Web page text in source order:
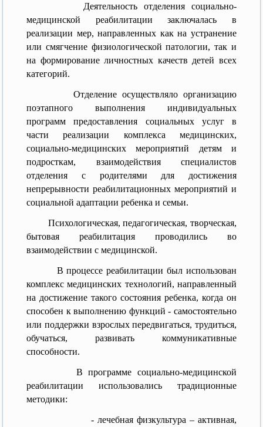
Деятельность отделения социально-
медицинской реабилитации заключалась в
реализации мер, направленных как на устранение
или смягчение физиологической патологии, так и
на формирование личностных качеств детей всех
категорий.
Отделение осуществляло организацию
поэтапного выполнения индивидуальных
программ предоставления социальных услуг в
части реализации комплекса медицинских,
социально-медицинских мероприятий детям и
подросткам, взаимодействия специалистов
отделения с родителями для достижения
непрерывности реабилитационных мероприятий и
социальной адаптации ребенка и семьи.
Психологическая, педагогическая, творческая,
бытовая реабилитация проводились во
взаимодействии с медицинской.
В процессе реабилитации был использован
комплекс медицинских технологий, направленный
на достижение такого состояния ребенка, когда он
способен к выполнению функций - самостоятельно
или поддержки взрослых передвигаться, трудиться,
обучаться, развивать коммуникативные
способности.
В программе социально-медицинской
реабилитации использовались традиционные
методики:
- лечебная физкультура – активная,